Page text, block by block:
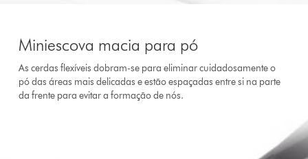
Miniescova macia para pó
As cerdas flexíveis dobram-se para eliminar cuidadosamente o
pó das áreas mais delicadas e estão espaçadas entre si na parte
da frente para evitar a formação de nós.